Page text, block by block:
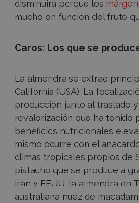
disminuirá porque los
mucho en función del fruto
Caros: Los que se
La almendra se extrae
California (USA). La
producción junto al traslado
revalorización que ha tenido
beneficios nutricionales
mismo ocurre con el
climas tropicales propios de
pistacho que se produce a
Irán y EEUU, la almendra en
australiana nuez de